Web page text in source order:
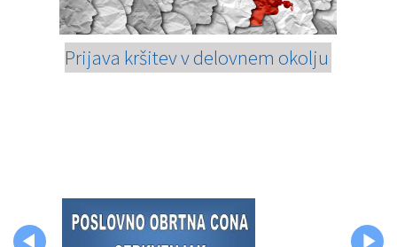
Prijava kršitev v delovnem okolju